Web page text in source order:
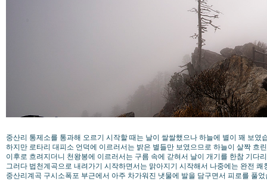
중산리 통제소를 통과해 오르기 시작할 때는 날이 쌀쌀했으나 하늘에 별이 꽤 보였
하지만 로타리 대피소 언덕에 이르러서는 밝은 별들만 보였으므로 하늘이 살짝 흐
이후로 흐려지더니 천왕봉에 이르러서는 구름 속에 갇혀서 날이 개기를 한참 기다
그러다 법천계곡으로 내려가기 시작하면서는 맑아지기 시작해서 나중에는 완전 쾌
중산리계곡 구시소폭포 부근에서 아주 차가워진 냇물에 발을 담구면서 피로를 풀